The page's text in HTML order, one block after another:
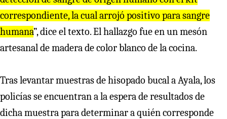
correspondiente, la cual arrojó positivo para sangre
humana”, dice el texto. El hallazgo fue en un mesón
artesanal de madera de color blanco de la cocina.
Tras levantar muestras de hisopado bucal a Ayala, los
policías se encuentran a la espera de resultados de
dicha muestra para determinar a quién corresponde